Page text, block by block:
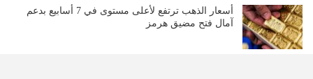
أسعار الذهب ترتفع لأعلى مستوى في 7 أسابيع بدعم
آمال فتح مضيق هرمز